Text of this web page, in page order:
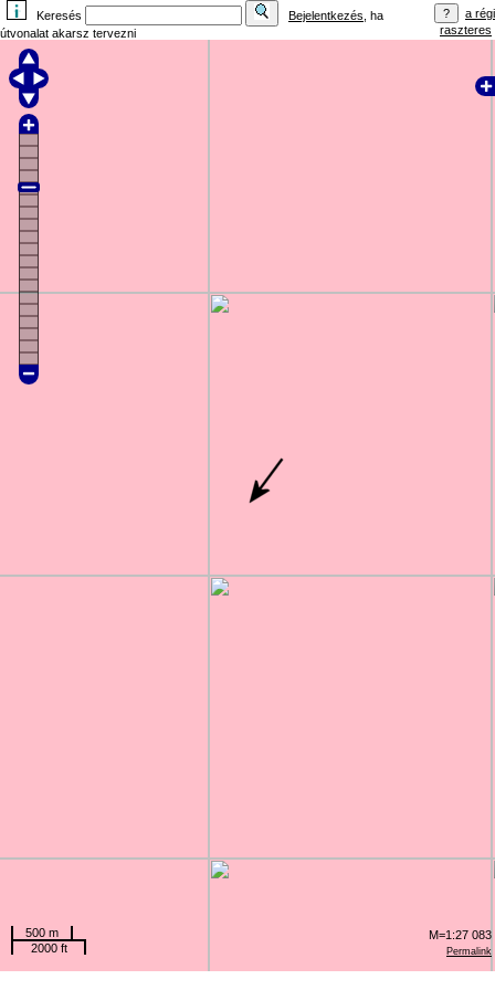
Keresés Bejelentkezés , ha
útvonalat akarsz tervezni
a régi
raszteres
Permalink
500 m
2000 ft
M=1:27 083